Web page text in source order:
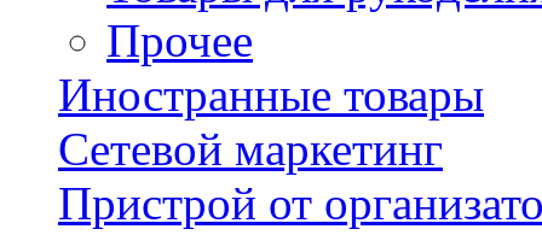
Прочее
Иностранные товары
Сетевой маркетинг
Пристрой от